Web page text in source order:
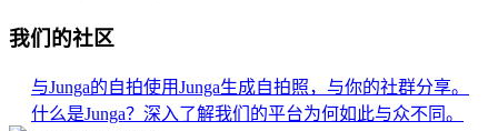
我们的社区
与Junga的自拍使用Junga生成自拍照，与你的社群分享。
什么是Junga？ 深入了解我们的平台为何如此与众不同。